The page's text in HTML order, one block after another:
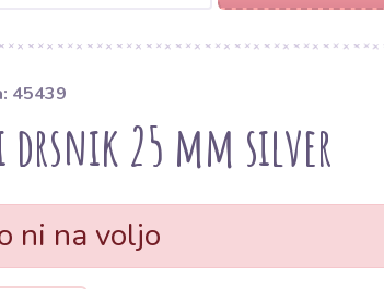
45439
drsnik 25 mm silver
ni na voljo